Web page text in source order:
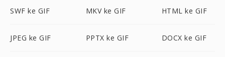
SWF ke GIF MKV ke GIF HTML ke GIF
JPEG ke GIF PPTX ke GIF DOCX ke GIF